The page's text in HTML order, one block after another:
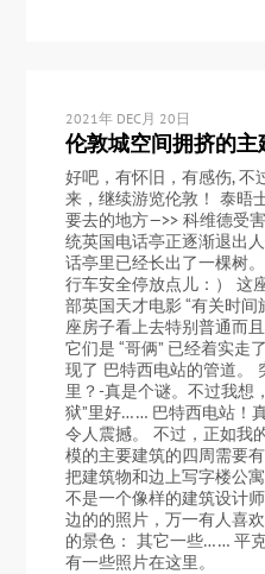
2021年 DEC月 20日
伦敦城空间拥挤的主
好吧，有怀旧，有感伤, 不
来，继续游览伦敦！ 泰晤
要去的地方—>> 科维德受
统英国电话亭正逐渐退出
话亭里已经长出了一棵树
行车安全停放点儿：） 这
部英国天才电影 “有关时
座房子看上去特别普通而
它们是 “哥俩” 已经着实
现了 巴特西电站的管道。
里？-真是个谜。不过我想
狱”里好…… 巴特西电站！
令人震撼。 不过，正如我
模的主要建筑的四周需要
把建筑物和边上写字楼公
不是一个像样的建筑设计
边的的照片，万一有人喜
的景色： 其它一些…… 平
有一些照片在这里。